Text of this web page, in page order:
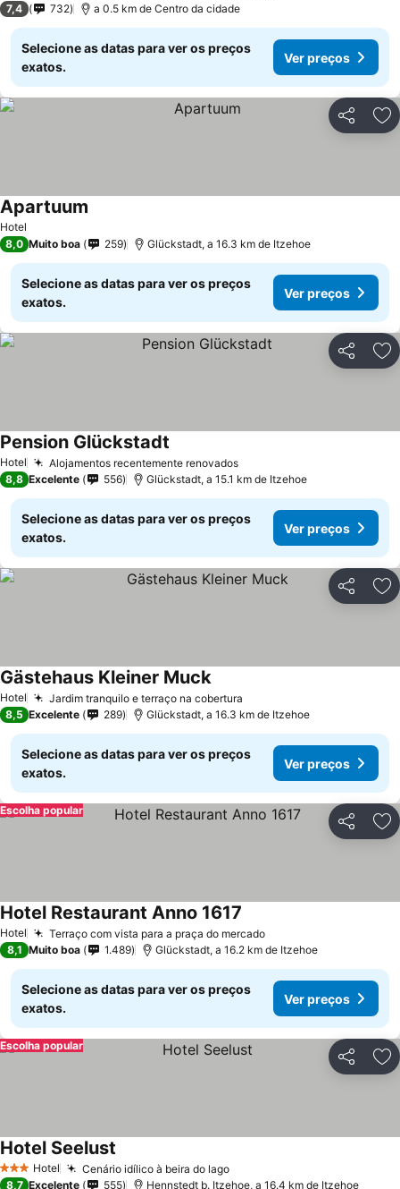
7,4 732 a 0.5 km de Centro da cidade
Selecione as datas para ver os preços
exatos.
Ver preços
Partilhar
Hotel
Apartuum
8,0 Muito boa 259 Glückstadt, a 16.3 km de Itzehoe
Selecione as datas para ver os preços
exatos.
Ver preços
Partilhar
Hotel Alojamentos recentemente renovados
Pension Glückstadt
8,8 Excelente 556 Glückstadt, a 15.1 km de Itzehoe
Selecione as datas para ver os preços
exatos.
Ver preços
Partilhar
Hotel Jardim tranquilo e terraço na cobertura
Gästehaus Kleiner Muck
8,5 Excelente 289 Glückstadt, a 16.3 km de Itzehoe
Selecione as datas para ver os preços
exatos.
Ver preços
Partilhar
Escolha popular
Hotel Terraço com vista para a praça do mercado
Hotel Restaurant Anno 1617
8,1 Muito boa 1.489 Glückstadt, a 16.2 km de Itzehoe
Selecione as datas para ver os preços
exatos.
Ver preços
Partilhar
Escolha popular
3 EstrelasHotel Cenário idílico à beira do lago
Hotel Seelust
8,7 Excelente 555 Hennstedt b. Itzehoe, a 16.4 km de Itzehoe